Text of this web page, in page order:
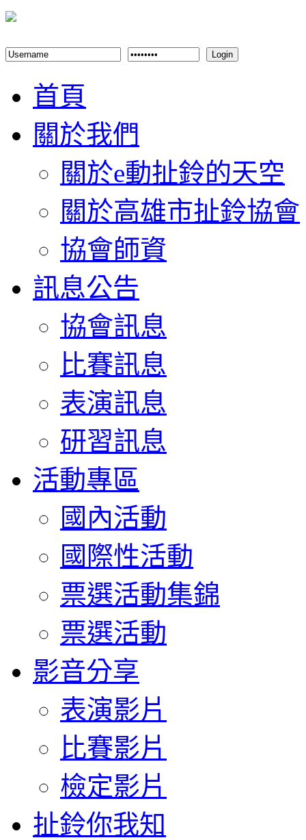
Login
首頁
關於我們
關於e動扯鈴的天空
關於高雄市扯鈴協會
協會師資
訊息公告
協會訊息
比賽訊息
表演訊息
研習訊息
活動專區
國內活動
國際性活動
票選活動集錦
票選活動
影音分享
表演影片
比賽影片
檢定影片
扯鈴你我知